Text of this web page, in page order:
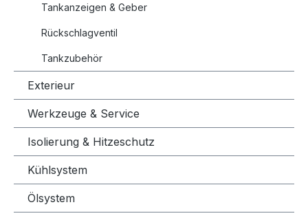
Tankanzeigen & Geber
Rückschlagventil
Tankzubehör
Exterieur
Werkzeuge & Service
Isolierung & Hitzeschutz
Kühlsystem
Ölsystem